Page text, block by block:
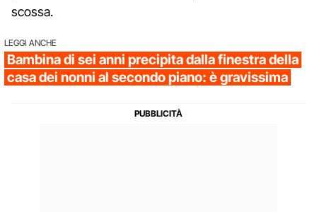
scossa.
LEGGI ANCHE
Bambina di sei anni precipita dalla finestra della
casa dei nonni al secondo piano: è gravissima